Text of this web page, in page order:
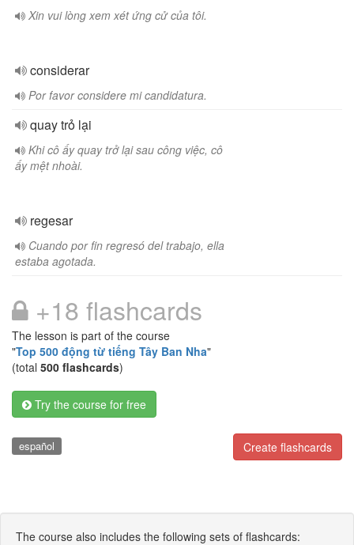
Xin vui lòng xem xét ứng cử của tôi.
considerar
Por favor considere mi candidatura.
quay trỏ lại
Khi cô ấy quay trở lại sau công việc, cô
ấy mệt nhoài.
regesar
Cuando por fin regresó del trabajo, ella
estaba agotada.
+18 flashcards
The lesson is part of the course
"Top 500 động từ tiếng Tây Ban Nha"
(total 500 flashcards)
Try the course for free
Create flashcards
español
The course also includes the following sets of flashcards: